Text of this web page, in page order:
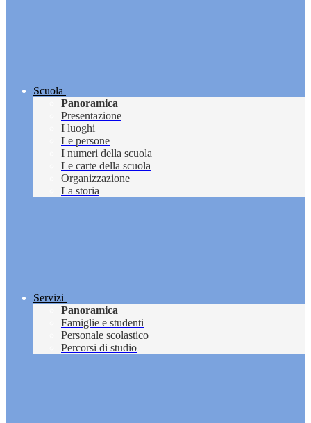
Scuola
Panoramica
Presentazione
I luoghi
Le persone
I numeri della scuola
Le carte della scuola
Organizzazione
La storia
Servizi
Panoramica
Famiglie e studenti
Personale scolastico
Percorsi di studio